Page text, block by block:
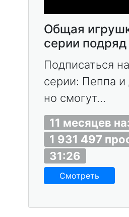
Общая
серии
Подписаться
серии: Пеппа
но смогут...
11 месяцев
1 931 497
31:26
Смотреть